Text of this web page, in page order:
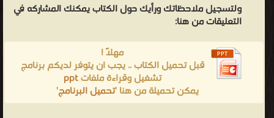
ولتسجيل ملاحظاتك ورأيك حول الكتاب يمكنك المشاركه في
التعليقات من هنا:
مهلاً !
قبل تحميل الكتاب .. يجب ان يتوفر لديكم برنامج
تشغيل وقراءة ملفاتppt
يمكن تحميلة من هنا 'تحميل البرنامج'